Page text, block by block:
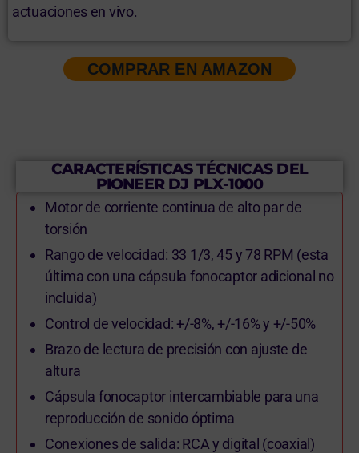
actuaciones en vivo.
COMPRAR EN AMAZON
CARACTERÍSTICAS TÉCNICAS DEL
PIONEER DJ PLX-1000
Motor de corriente continua de alto par de
torsión
Rango de velocidad: 33 1/3, 45 y 78 RPM (esta
última con una cápsula fonocaptor adicional no
incluida)
Control de velocidad: +/-8%, +/-16% y +/-50%
Brazo de lectura de precisión con ajuste de
altura
Cápsula fonocaptor intercambiable para una
reproducción de sonido óptima
Conexiones de salida: RCA y digital (coaxial)